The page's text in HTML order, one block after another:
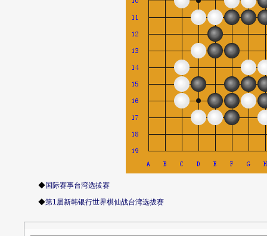
◆国际赛事台湾选拔赛
◆第1届新韩银行世界棋仙战台湾选拔赛